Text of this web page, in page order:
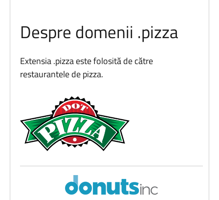
Despre domenii .pizza
Extensia .pizza este folosită de către
restaurantele de pizza.